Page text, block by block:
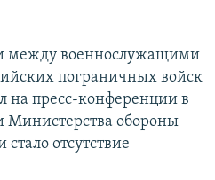
между военнослужащими
пограничных войск
на пресс-конференции в
Министерства обороны
отсутствие